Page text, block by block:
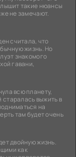
такие нюансы
не замечают.
считала, что
жизнь. Но
знакомого
гавани,
всю планету,
выжить в
на
там будет очень
двойную жизнь.
как